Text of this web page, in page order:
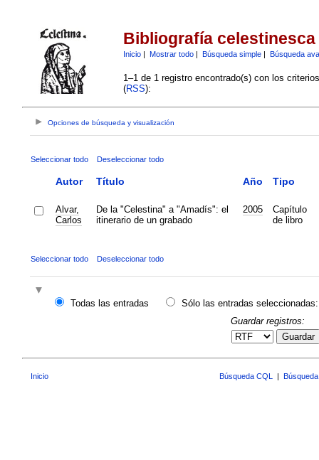
Bibliografía celestinesca
Inicio| Mostrar todo| Búsqueda simple| Búsqueda
1–1 de 1 registro encontrado(s) con los
(RSS):
Opciones de búsqueda y visualización
Seleccionar todo Deseleccionar todo
Autor Título Año Tipo
Alvar,
Carlos
De la "Celestina" a "Amadís": el
itinerario de un grabado
2005
Capítulo
de libro
Seleccionar todo Deseleccionar todo
Todas las entradas
Sólo las entradas seleccionadas:
Guardar registros:
Guardar
Inicio Búsqueda CQL